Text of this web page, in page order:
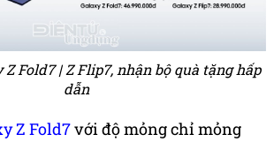
Fold7 | Z Flip7, nhận bộ quà tặng hấp
dẫn
Z Fold7với độ mỏng chỉ mỏng